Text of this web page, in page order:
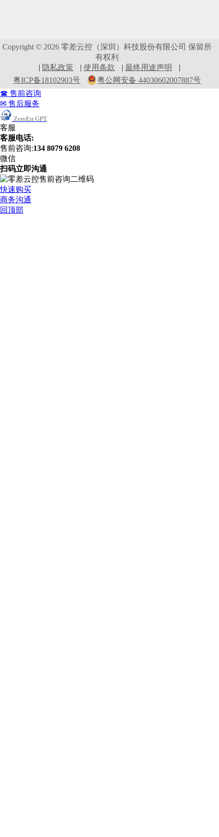
Copyright © 2026 零差云控（深圳）科技股份有限公司 保留所
有权利
| 隐私政策 | 使用条款 | 最终用途声明
|
粤ICP备18102903号
粤公网安备 44030602007887号
☎ 售前咨询
✉ 售后服务
ZeroErr GPT
客服
客服电话:
售前咨询:134 8079 6208
微信
扫码立即沟通
快速购买
商务沟通
回顶部